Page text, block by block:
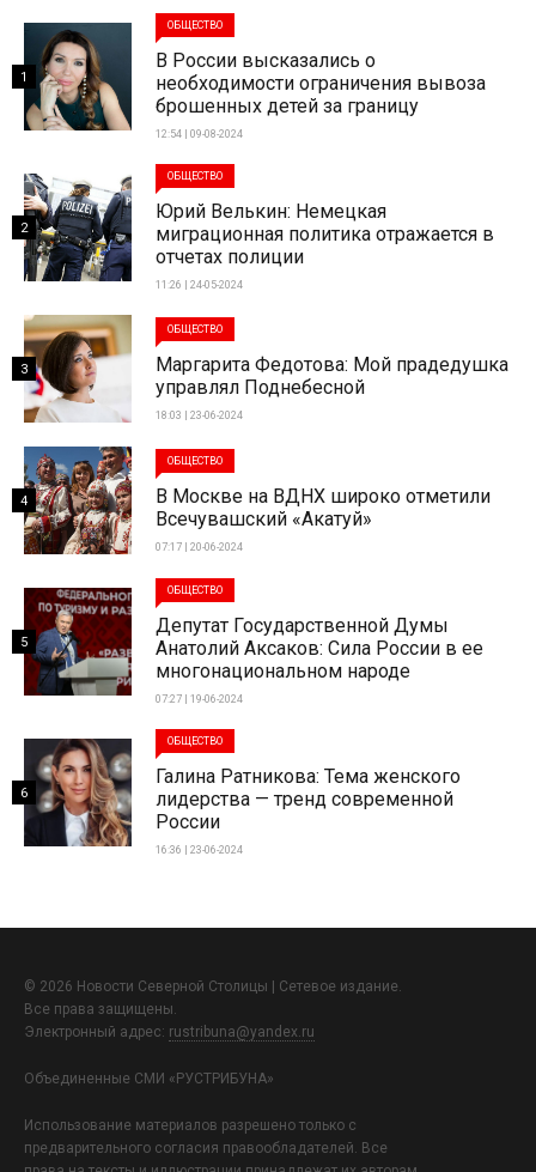
ОБЩЕСТВО
В России высказались о
необходимости ограничения вывоза
брошенных детей за границу
12:54 | 09-08-2024
1
ОБЩЕСТВО
Юрий Велькин: Немецкая
миграционная политика отражается в
отчетах полиции
11:26 | 24-05-2024
2
ОБЩЕСТВО
Маргарита Федотова: Мой прадедушка
управлял Поднебесной
18:03 | 23-06-2024
3
ОБЩЕСТВО
В Москве на ВДНХ широко отметили
Всечувашский «Акатуй»
07:17 | 20-06-2024
4
ОБЩЕСТВО
Депутат Государственной Думы
Анатолий Аксаков: Сила России в ее
многонациональном народе
07:27 | 19-06-2024
5
ОБЩЕСТВО
Галина Ратникова: Тема женского
лидерства — тренд современной
России
16:36 | 23-06-2024
6
© 2026 Новости Северной Столицы | Сетевое издание.
Все права защищены.
Электронный адрес: rustribuna@yandex.ru
Объединенные СМИ «РУСТРИБУНА»
Использование материалов разрешено только с
предварительного согласия правообладателей. Все